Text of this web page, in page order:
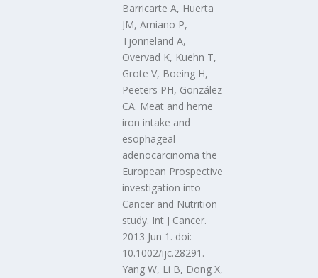
Barricarte A, Huerta
JM, Amiano P,
Tjonneland A,
Overvad K, Kuehn T,
Grote V, Boeing H,
Peeters PH, González
CA. Meat and heme
iron intake and
esophageal
adenocarcinoma the
European Prospective
investigation into
Cancer and Nutrition
study. Int J Cancer.
2013 Jun 1. doi:
10.1002/ijc.28291.
Yang W, Li B, Dong X,